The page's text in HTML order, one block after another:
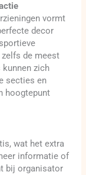
vormt
decor
de meest
zich
secties en
hoogtepunt
wat het extra
informatie of
bij organisator